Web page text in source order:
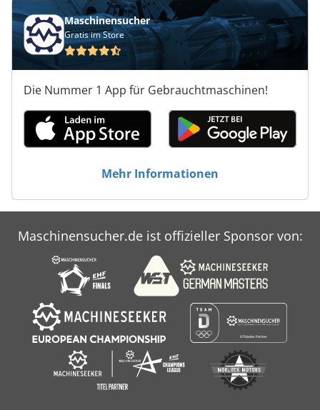
Maschinensucher
Gratis im Store
Die Nummer 1 App für Gebrauchtmaschinen!
Mehr Informationen
Maschinensucher.de ist offizieller Sponsor von: